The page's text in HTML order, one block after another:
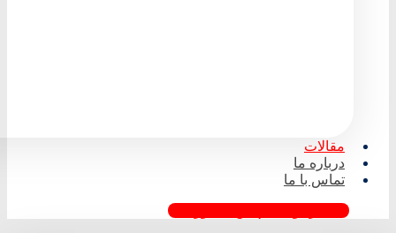
مقالات
درباره ما
تماس با ما